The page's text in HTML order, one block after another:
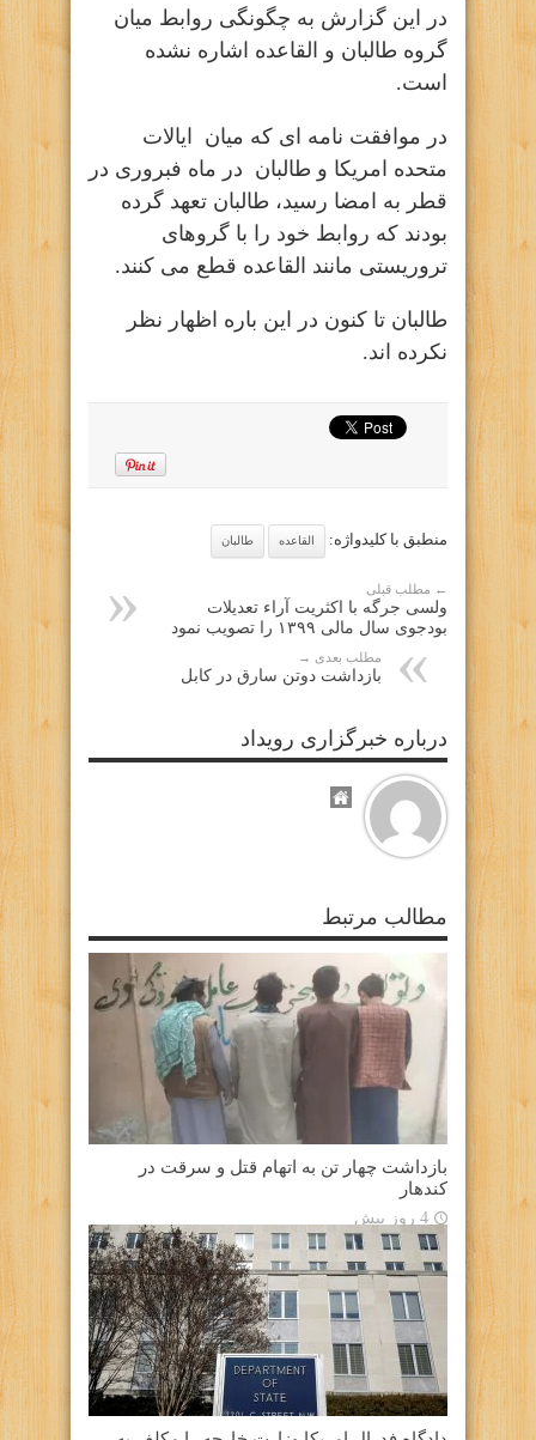
در این گزارش به چگونگی روابط میان
گروه طالبان و القاعده اشاره نشده
است.
در موافقت نامه ای که میان ایالات
متحده امریکا و طالبان در ماه فبروری در
قطر به امضا رسید، طالبان تعهد گرده
بودند که روابط خود را با گروهای
تروریستی مانند القاعده قطع می کنند.
طالبان تا کنون در این باره اظهار نظر
نکرده اند.
منطبق با کلیدواژه: القاعده طالبان
← مطلب قبلی
ولسی جرگه با اکثریت آراء تعدیلات
بودجوی سال مالی ۱۳۹۹ را تصویب نمود
مطلب بعدی →
بازداشت دوتن سارق در کابل
درباره خبرگزاری رویداد
مطالب مرتبط
بازداشت چهار تن به اتهام قتل و سرقت در
کندهار
4 روز پیش